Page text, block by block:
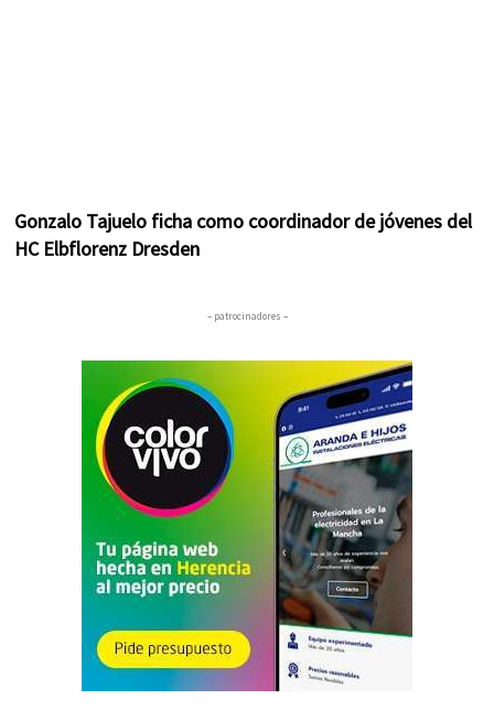
Gonzalo Tajuelo ficha como coordinador de jóvenes del
HC Elbflorenz Dresden
– patrocinadores –